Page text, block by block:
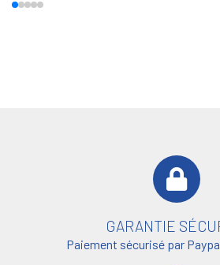
GARANTIE
Paiement sécurisé par